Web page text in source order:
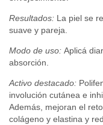
Resultados: La piel se
suave y pareja.
Modo de uso: Aplicá
absorción.
Activo destacado:
involución cutánea e
Además, mejoran el
colágeno y elastina y